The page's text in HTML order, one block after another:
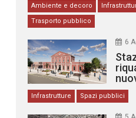
Ambiente e decoro
Trasporto pubblico
6
Infrastrutture Spazi pubblici